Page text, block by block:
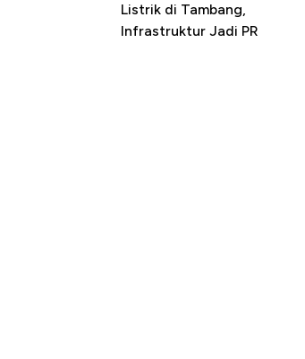
Listrik di Tambang,
Infrastruktur Jadi PR